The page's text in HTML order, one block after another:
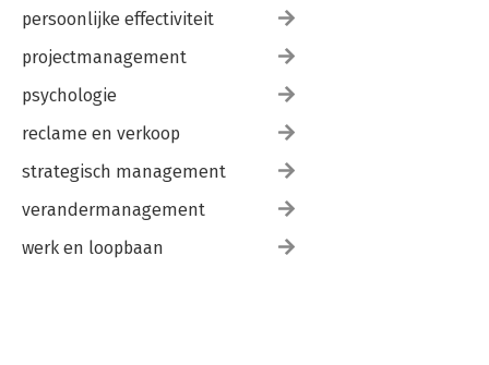
persoonlijke effectiviteit
projectmanagement
psychologie
reclame en verkoop
strategisch management
verandermanagement
werk en loopbaan